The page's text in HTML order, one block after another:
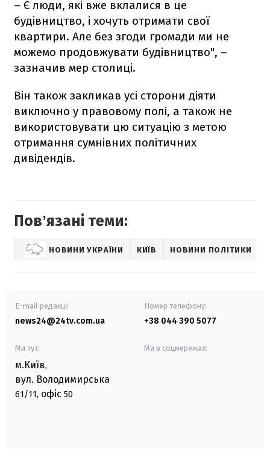
– Є люди, які вже вклалися в це
будівництво, і хочуть отримати свої
квартири. Але без згоди громади ми не
можемо продовжувати будівництво", –
зазначив мер столиці.
Він також закликав усі сторони діяти
виключно у правовому полі, а також не
використовувати цю ситуацію з метою
отримання сумнівних політичних
дивідендів.
Повʼязані теми:
НОВИНИ УКРАЇНИ КИЇВ НОВИНИ ПОЛІТИКИ
E-mail редакції
news24@24tv.com.ua
Номер телефону:
+38 044 390 5077
Ми тут:
м.Київ,
вул. Володимирська
61/11, офіс 50
Ми в соцмережах: